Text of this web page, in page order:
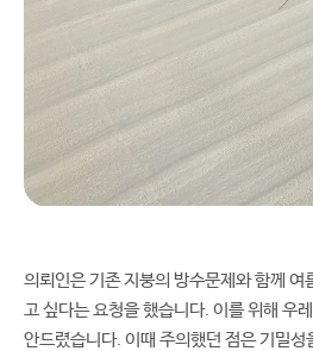
의뢰인은 기존 지붕의 방수문제와 함께
고 싶다는 요청을 했습니다. 이를 위해 우
안드렸습니다. 이때 주의했던 점은 기밀